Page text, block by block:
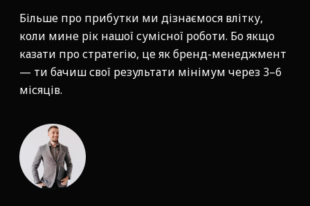
Більше про прибутки ми дізнаємося влітку,
коли мине рік нашої сумісної роботи. Бо якщо
казати про стратегію, це як бренд-менеджмент
— ти бачиш свої результати мінімум через 3–6
місяців.